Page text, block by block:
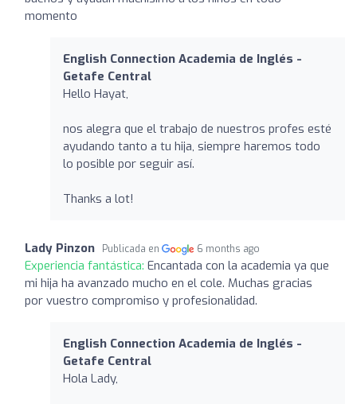
momento
English Connection Academia de Inglés -
Getafe Central
Hello Hayat,
nos alegra que el trabajo de nuestros profes esté
ayudando tanto a tu hija, siempre haremos todo
lo posible por seguir así.
Thanks a lot!
Lady Pinzon Publicada en 6 months ago
Experiencia fantástica: Encantada con la academia ya que
mi hija ha avanzado mucho en el cole. Muchas gracias
por vuestro compromiso y profesionalidad.
English Connection Academia de Inglés -
Getafe Central
Hola Lady,